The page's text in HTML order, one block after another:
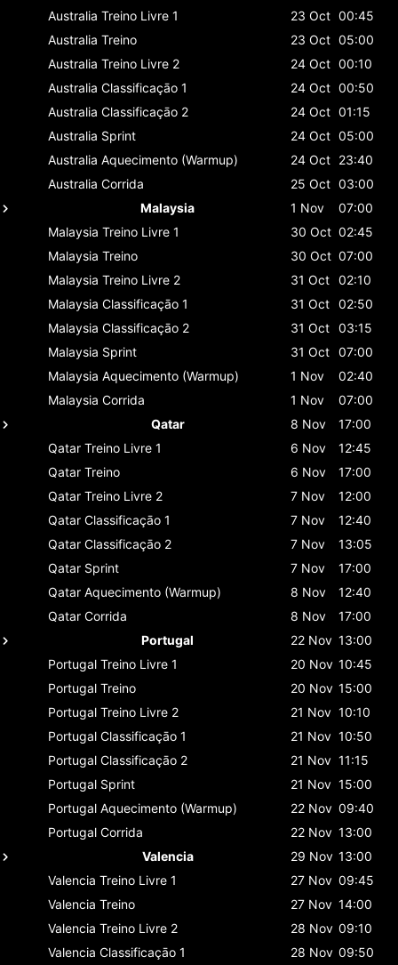
Australia Treino Livre 1 23 Oct 00:45
Australia Treino 23 Oct 05:00
Australia Treino Livre 2 24 Oct 00:10
Australia Classificaçāo 1 24 Oct 00:50
Australia Classificaçāo 2 24 Oct 01:15
Australia Sprint 24 Oct 05:00
Australia Aquecimento (Warmup) 24 Oct 23:40
Australia Corrida 25 Oct 03:00
Malaysia
1 Nov
07:00
Malaysia Treino Livre 1 30 Oct 02:45
Malaysia Treino 30 Oct 07:00
Malaysia Treino Livre 2 31 Oct 02:10
Malaysia Classificaçāo 1 31 Oct 02:50
Malaysia Classificaçāo 2 31 Oct 03:15
Malaysia Sprint 31 Oct 07:00
Malaysia Aquecimento (Warmup) 1 Nov
02:40
Malaysia Corrida 1 Nov
07:00
Qatar
8 Nov
17:00
Qatar Treino Livre 1 6 Nov
12:45
Qatar Treino 6 Nov
17:00
Qatar Treino Livre 2 7 Nov
12:00
Qatar Classificaçāo 1 7 Nov
12:40
Qatar Classificaçāo 2 7 Nov
13:05
Qatar Sprint 7 Nov
17:00
Qatar Aquecimento (Warmup) 8 Nov
12:40
Qatar Corrida 8 Nov
17:00
Portugal
22 Nov 13:00
Portugal Treino Livre 1 20 Nov 10:45
Portugal Treino 20 Nov 15:00
Portugal Treino Livre 2 21 Nov 10:10
Portugal Classificaçāo 1 21 Nov 10:50
Portugal Classificaçāo 2 21 Nov 11:15
Portugal Sprint 21 Nov 15:00
Portugal Aquecimento (Warmup) 22 Nov 09:40
Portugal Corrida 22 Nov 13:00
Valencia
29 Nov 13:00
Valencia Treino Livre 1 27 Nov 09:45
Valencia Treino 27 Nov 14:00
Valencia Treino Livre 2 28 Nov 09:10
Valencia Classificaçāo 1 28 Nov 09:50